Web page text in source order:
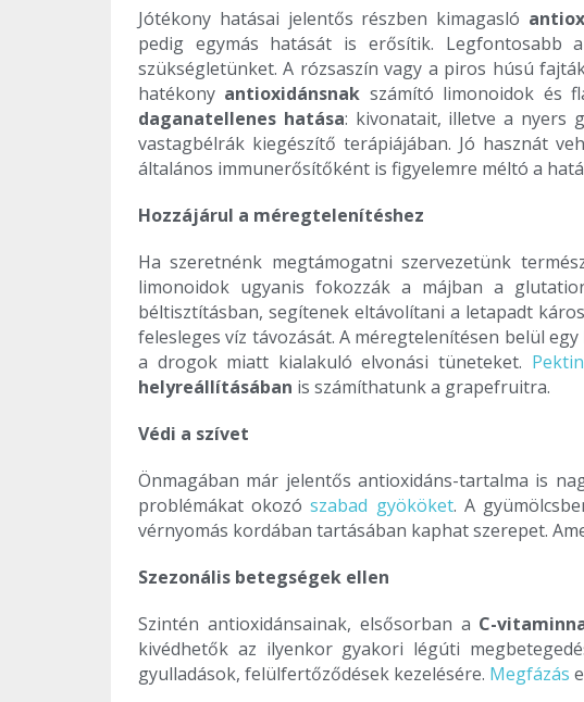
Jótékony hatásai jelentős részben kimagasló
pedig egymás hatását is erősítik. Legfontosabb a
szükségletünket. A rózsaszín vagy a piros húsú
hatékony antioxidánsnak számító limonoidok és
daganatellenes hatása: kivonatait, illetve a nyers
vastagbélrák kiegészítő terápiájában. Jó hasznát
általános immunerősítőként is figyelemre méltó a
Hozzájárul a méregtelenítéshez
Ha szeretnénk megtámogatni szervezetünk
limonoidok ugyanis fokozzák a májban a
béltisztításban, segítenek eltávolítani a letapadt
felesleges víz távozását. A méregtelenítésen belül
a drogok miatt kialakuló elvonási tüneteket.
helyreállításában is számíthatunk a grapefruitra.
Védi a szívet
Önmagában már jelentős antioxidáns-tartalma is
problémákat okozószabad gyököket. A
vérnyomás kordában tartásában kaphat szerepet.
Szezonális betegségek ellen
Szintén antioxidánsainak, elsősorban a C-
kivédhetők az ilyenkor gyakori légúti
gyulladások, felülfertőződések kezelésére. Megfázás